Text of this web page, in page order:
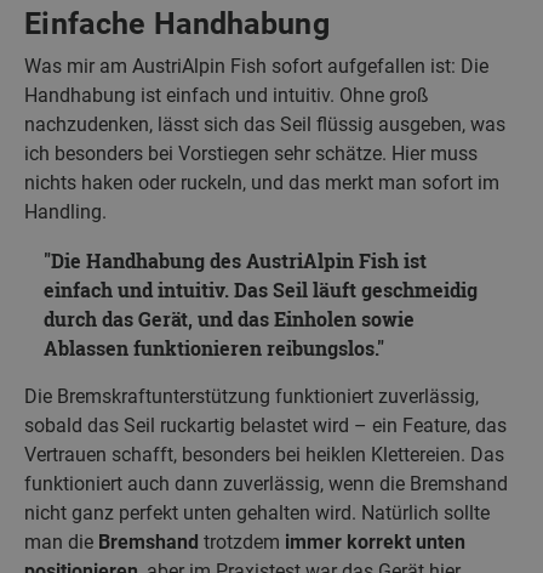
Einfache Handhabung
Was mir am AustriAlpin Fish sofort aufgefallen ist: Die
Handhabung ist einfach und intuitiv. Ohne groß
nachzudenken, lässt sich das Seil flüssig ausgeben, was
ich besonders bei Vorstiegen sehr schätze. Hier muss
nichts haken oder ruckeln, und das merkt man sofort im
Handling.
Die Handhabung des AustriAlpin Fish ist
einfach und intuitiv. Das Seil läuft geschmeidig
durch das Gerät, und das Einholen sowie
Ablassen funktionieren reibungslos.
Die Bremskraftunterstützung funktioniert zuverlässig,
sobald das Seil ruckartig belastet wird – ein Feature, das
Vertrauen schafft, besonders bei heiklen Klettereien. Das
funktioniert auch dann zuverlässig, wenn die Bremshand
nicht ganz perfekt unten gehalten wird. Natürlich sollte
man die Bremshand trotzdem immer korrekt unten